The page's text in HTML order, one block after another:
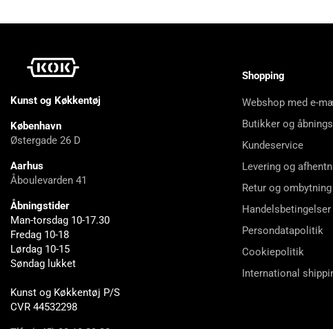
Kunst og Køkkentøj
København
Østergade 26 D
Aarhus
Åboulevarden 41
Åbningstider
Man-torsdag 10-17.30
Fredag 10-18
Lørdag 10-15
Søndag lukket
Kunst og Køkkentøj P/S
CVR 44532298
Shopping
Webshop med e-
Butikker og
Kundeservice
Levering og
Retur og ombytning
Handelsbetingelser
Persondatapolitik
Cookiepolitik
International